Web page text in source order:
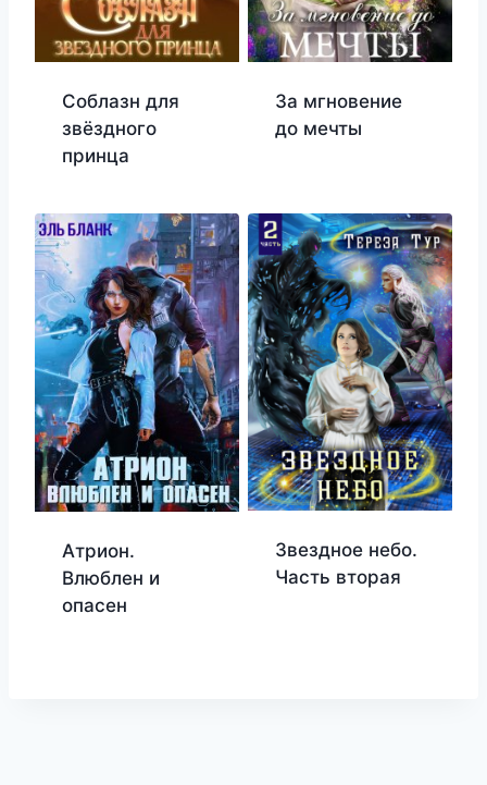
Соблазн для
звёздного
принца
За мгновение
до мечты
Атрион.
Влюблен и
опасен
Звездное небо.
Часть вторая